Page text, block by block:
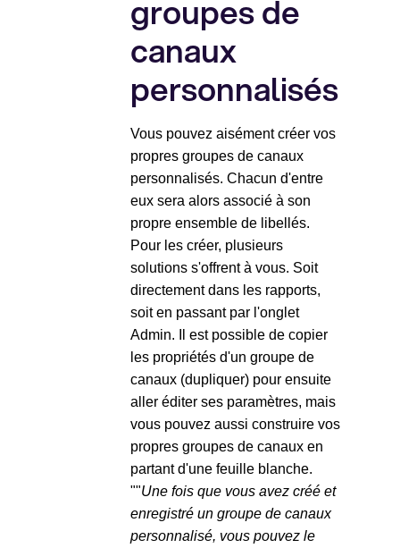
groupes de
canaux
personnalisés
Vous pouvez aisément créer vos
propres groupes de canaux
personnalisés. Chacun d'entre
eux sera alors associé à son
propre ensemble de libellés.
Pour les créer, plusieurs
solutions s'offrent à vous. Soit
directement dans les rapports,
soit en passant par l'onglet
Admin. Il est possible de copier
les propriétés d'un groupe de
canaux (dupliquer) pour ensuite
aller éditer ses paramètres, mais
vous pouvez aussi construire vos
propres groupes de canaux en
partant d'une feuille blanche.
""Une fois que vous avez créé et
enregistré un groupe de canaux
personnalisé, vous pouvez le